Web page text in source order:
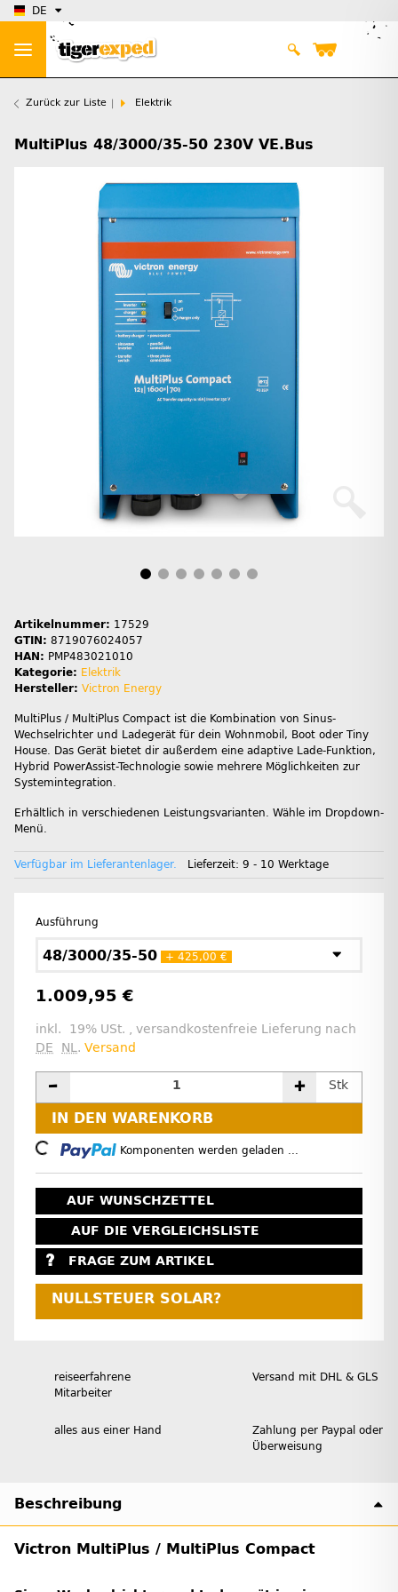
DE
Zurück zur Liste Elektrik
MultiPlus 48/3000/35-50 230V VE.Bus
Artikelnummer: 17529
GTIN: 8719076024057
HAN: PMP483021010
Kategorie: Elektrik
Hersteller: Victron Energy
MultiPlus / MultiPlus Compact ist die Kombination von Sinus-
Wechselrichter und Ladegerät für dein Wohnmobil, Boot oder Tiny
House. Das Gerät bietet dir außerdem eine adaptive Lade-Funktion,
Hybrid PowerAssist-Technologie sowie mehrere Möglichkeiten zur
Systemintegration.
Erhältlich in verschiedenen Leistungsvarianten. Wähle im Dropdown-
Menü.
Verfügbar im Lieferantenlager. Lieferzeit: 9 - 10 Werktage
Ausführung
48/3000/35-50 + 425,00 €
1.009,95 €
inkl. 19% USt. , versandkostenfreie Lieferung nach
DE
NL. Versand
Stk
IN DEN WARENKORB
Loading... Komponenten werden geladen ...
AUF WUNSCHZETTEL
AUF DIE VERGLEICHSLISTE
FRAGE ZUM ARTIKEL
NULLSTEUER SOLAR?
reiseerfahrene
Mitarbeiter
Versand mit DHL & GLS
alles aus einer Hand
Zahlung per Paypal oder
Überweisung
Beschreibung
Victron MultiPlus / MultiPlus Compact